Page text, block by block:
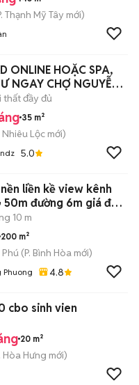
Thạnh Mỹ Tây mới)
ONLINE HOẶC SPA,
NGAY CHỢ NGUYỄN
SY
thất đầy đủ
35 m²
Nhiêu Lộc mới)
5.0
liền kề view kênh
50m đường 6m giá đầu
10 m
200 m²
(P. Bình Hòa mới)
Phuong 4.8
cbo sinh vien
20 m²
Hòa Hưng mới)